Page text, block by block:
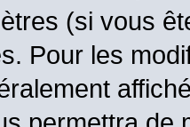
(si vous
Pour les